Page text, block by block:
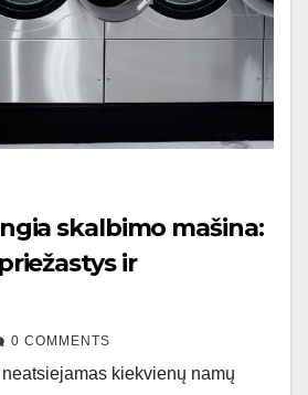
skalbimo mašina:
ir
0 COMMENTS
kiekvienų namų